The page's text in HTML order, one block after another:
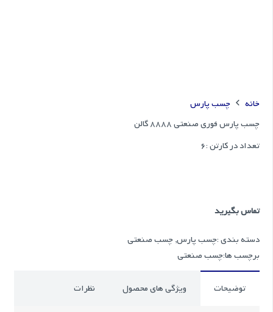
خانه
چسب پارس
چسب پارس فوری صنعتی 8888 گالن
تعداد در کارتن :6
تماس بگیرید
دسته بندی :چسب پارس,چسب صنعتی
برچسب ها:چسب صنعتی
توضیحات ویژگی های محصول نظرات